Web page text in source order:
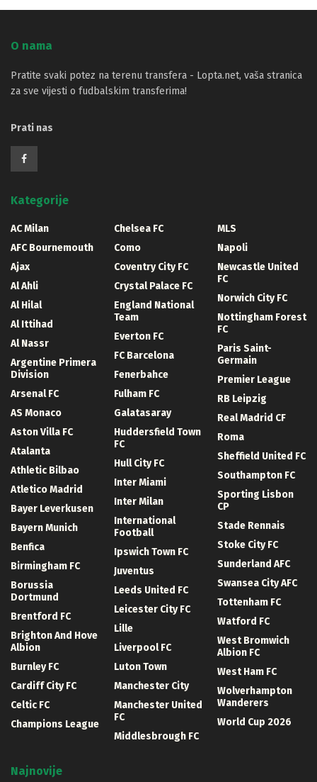
O nama
Pratite svaki potez na terenu transfera - Lopta.net, vaša stranica
za sve vijesti o fudbalskim transferima!
Prati nas
Kategorije
AC Milan
AFC Bournemouth
Ajax
Al Ahli
Al Hilal
Al Ittihad
Al Nassr
Argentine Primera
Division
Arsenal FC
AS Monaco
Aston Villa FC
Atalanta
Athletic Bilbao
Atletico Madrid
Bayer Leverkusen
Bayern Munich
Benfica
Birmingham FC
Borussia
Dortmund
Brentford FC
Brighton And Hove
Albion
Burnley FC
Cardiff City FC
Celtic FC
Champions League
Chelsea FC
Como
Coventry City FC
Crystal Palace FC
England National
Team
Everton FC
FC Barcelona
Fenerbahce
Fulham FC
Galatasaray
Huddersfield Town
FC
Hull City FC
Inter Miami
Inter Milan
International
Football
Ipswich Town FC
Juventus
Leeds United FC
Leicester City FC
Lille
Liverpool FC
Luton Town
Manchester City
Manchester United
FC
Middlesbrough FC
MLS
Napoli
Newcastle United
FC
Norwich City FC
Nottingham Forest
FC
Paris Saint-
Germain
Premier League
RB Leipzig
Real Madrid CF
Roma
Sheffield United FC
Southampton FC
Sporting Lisbon
CP
Stade Rennais
Stoke City FC
Sunderland AFC
Swansea City AFC
Tottenham FC
Watford FC
West Bromwich
Albion FC
West Ham FC
Wolverhampton
Wanderers
World Cup 2026
Najnovije